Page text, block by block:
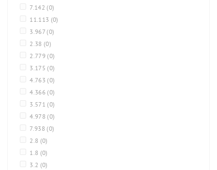
7.142 (0)
11.113 (0)
3.967 (0)
2.38 (0)
2.779 (0)
3.175 (0)
4.763 (0)
4.366 (0)
3.571 (0)
4.978 (0)
7.938 (0)
2.8 (0)
1.8 (0)
3.2 (0)